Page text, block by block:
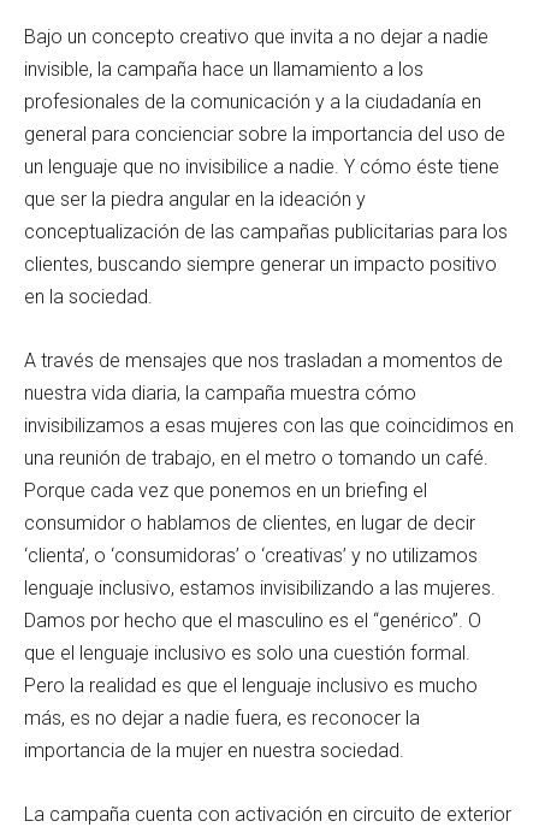
Bajo un concepto creativo que invita a no dejar a nadie
invisible, la campaña hace un llamamiento a los
profesionales de la comunicación y a la ciudadanía en
general para concienciar sobre la importancia del uso de
un lenguaje que no invisibilice a nadie. Y cómo éste tiene
que ser la piedra angular en la ideación y
conceptualización de las campañas publicitarias para los
clientes, buscando siempre generar un impacto positivo
en la sociedad.
A través de mensajes que nos trasladan a momentos de
nuestra vida diaria, la campaña muestra cómo
invisibilizamos a esas mujeres con las que coincidimos en
una reunión de trabajo, en el metro o tomando un café.
Porque cada vez que ponemos en un briefing el
consumidor o hablamos de clientes, en lugar de decir
‘clienta’, o ‘consumidoras’ o ‘creativas’ y no utilizamos
lenguaje inclusivo, estamos invisibilizando a las mujeres.
Damos por hecho que el masculino es el “genérico”. O
que el lenguaje inclusivo es solo una cuestión formal.
Pero la realidad es que el lenguaje inclusivo es mucho
más, es no dejar a nadie fuera, es reconocer la
importancia de la mujer en nuestra sociedad.
La campaña cuenta con activación en circuito de exterior